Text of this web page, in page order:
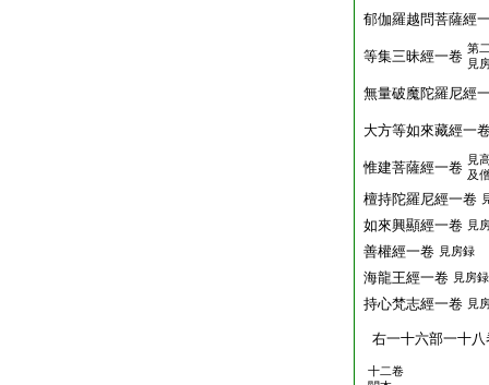
郁伽羅越問菩薩經
等集三昧經一卷 第
見
無量破魔陀羅尼經
大方等如來藏經一
惟建菩薩經一卷 見
及
檀持陀羅尼經一卷
如來興顯經一卷 見
善權經一卷 見房録
海龍王經一卷 見房録
持心梵志經一卷 見
右一十六部一十八
十二卷